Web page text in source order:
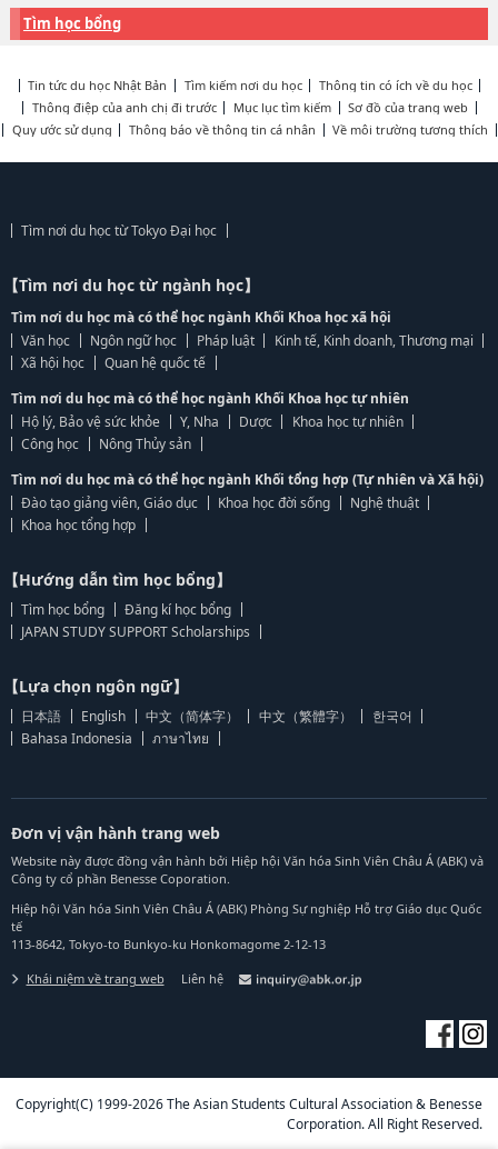
Tìm học bổng
Tin tức du học Nhật Bản Tìm kiếm nơi du học
Thông tin có ích về du học
Thông điệp của anh chị đi trước
Mục lục tìm kiếm
Sơ đồ của trang web
Quy ước sử dụng
Thông báo về thông tin cá nhân Về môi trường tương thích
Tìm nơi du học từ Tokyo Đại học
【Tìm nơi du học từ ngành học】
Tìm nơi du học mà có thể học ngành Khối Khoa học xã hội
Văn học
Ngôn ngữ học Pháp luật
Kinh tế, Kinh doanh, Thương mại
Xã hội học
Quan hệ quốc tế
Tìm nơi du học mà có thể học ngành Khối Khoa học tự nhiên
Hộ lý, Bảo vệ sức khỏe
Y, Nha Dược
Khoa học tự nhiên
Công học
Nông Thủy sản
Tìm nơi du học mà có thể học ngành Khối tổng hợp (Tự nhiên và Xã hội)
Đào tạo giảng viên, Giáo dục
Khoa học đời sống
Nghệ thuật
Khoa học tổng hợp
【Hướng dẫn tìm học bổng】
Tìm học bổng
Đăng kí học bổng
JAPAN STUDY SUPPORT Scholarships
【Lựa chọn ngôn ngữ】
日本語 English 中文（简体字） 中文（繁體字）
한국어
Bahasa Indonesia
ภาษาไทย
Đơn vị vận hành trang web
Website này được đồng vận hành bởi Hiệp hội Văn hóa Sinh Viên Châu Á (ABK) và
Công ty cổ phần Benesse Coporation.
Hiệp hội Văn hóa Sinh Viên Châu Á (ABK) Phòng Sự nghiệp Hỗ trợ Giáo dục Quốc
tế
113-8642, Tokyo-to Bunkyo-ku Honkomagome 2-12-13
Khái niệm về trang web Liên hệ
Copyright(C) 1999-2026 The Asian Students Cultural Association & Benesse
Corporation. All Right Reserved.